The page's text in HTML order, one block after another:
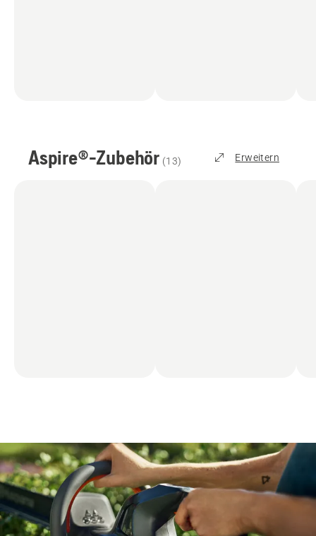
Aspire®-Zubehör (13) Erweitern